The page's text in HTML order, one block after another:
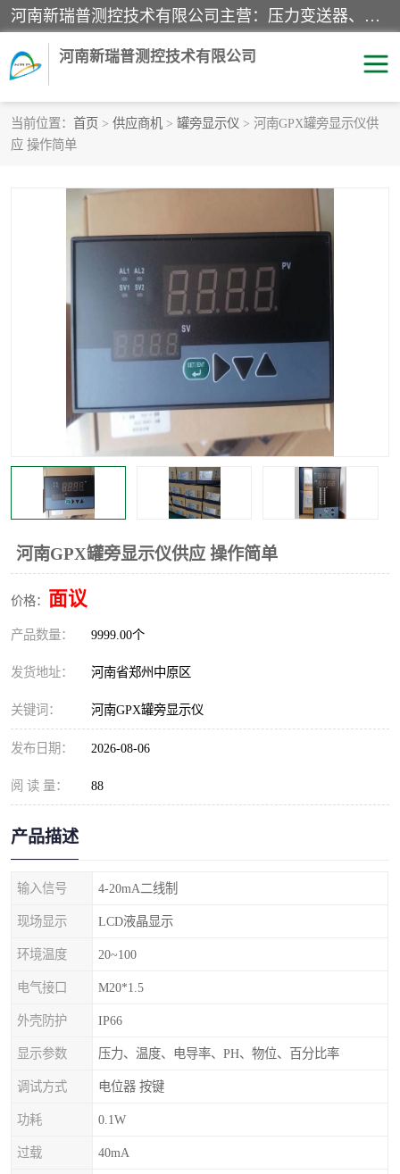
河南新瑞普测控技术有限公司主营：压力变送器、液位变送器、差压变送器、雷达料位计、电容物位计、温度显示控制仪表、电量变送器、流量计、工业自动化系统成套设备。
河南新瑞普测控技术有限公司
当前位置： 首页 > 供应商机 > 罐旁显示仪 > 河南GPX罐旁显示仪供
应 操作简单
河南GPX罐旁显示仪供应 操作简单
价格： 面议
产品数量： 9999.00个
发货地址： 河南省郑州中原区
关键词： 河南GPX罐旁显示仪
发布日期： 2026-08-06
阅 读 量： 88
产品描述
输入信号 4-20mA二线制
现场显示 LCD液晶显示
环境温度 20~100
电气接口 M20*1.5
外壳防护 IP66
显示参数 压力、温度、电导率、PH、物位、百分比率
调试方式 电位器 按键
功耗 0.1W
过载 40mA
霍尼韦尔压力变送器
1151/3351产品分类 精巧型压力变送器
液位变送器 雷达料位计
标准型工业压力变送器 罐旁显示仪
电容物位计
温度显示控制仪表
工业自动化系统成套设备